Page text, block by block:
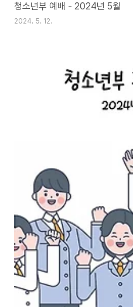
청소년부 예배 - 2024년 5월
2024. 5. 12.